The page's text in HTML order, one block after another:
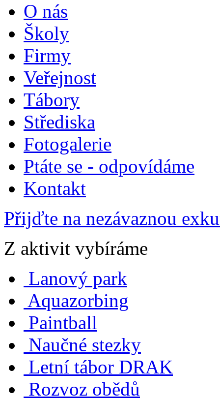
O nás
Školy
Firmy
Veřejnost
Tábory
Střediska
Fotogalerie
Ptáte se - odpovídáme
Kontakt
Přijďte na nezávaznou
Z aktivit vybíráme
Lanový park
Aquazorbing
Paintball
Naučné stezky
Letní tábor DRAK
Rozvoz obědů